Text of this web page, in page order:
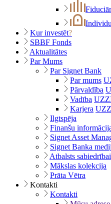
Kur investēt?
SBBF Fonds
Aktualitātes
Par Mums
Par Signet Bank
Par mums
Pārvaldība
Vadība
Karjera
Ilgtspēja
Finanšu
Signet Asset
Signet Banka
Atbalsts sabiedrībai
Mākslas kolekcija
Prāta Vētra
Kontakti
Kontakti